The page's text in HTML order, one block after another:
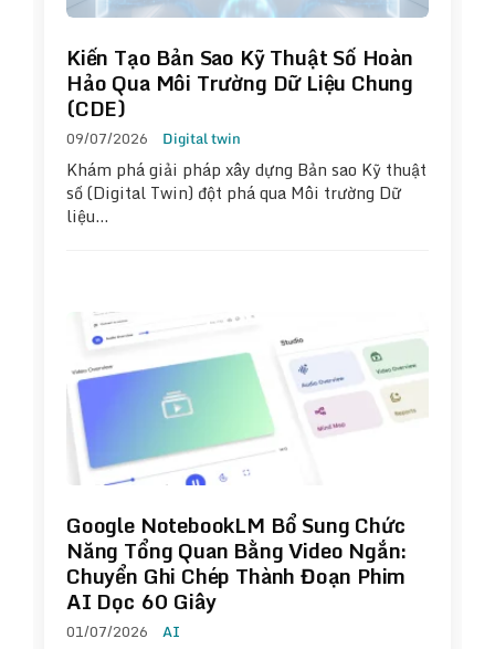
Kiến Tạo Bản Sao Kỹ Thuật Số Hoàn
Hảo Qua Môi Trường Dữ Liệu Chung
(CDE)
09/07/2026 Digital twin
Khám phá giải pháp xây dựng Bản sao Kỹ thuật
số (Digital Twin) đột phá qua Môi trường Dữ
liệu…
Google NotebookLM Bổ Sung Chức
Năng Tổng Quan Bằng Video Ngắn:
Chuyển Ghi Chép Thành Đoạn Phim
AI Dọc 60 Giây
01/07/2026 AI